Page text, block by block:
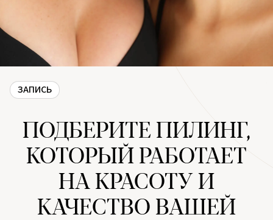
ЗАПИСЬ
ПОДБЕРИТЕ ПИЛИНГ,
КОТОРЫЙ РАБОТАЕТ
НА КРАСОТУ И
КАЧЕСТВО ВАШЕЙ